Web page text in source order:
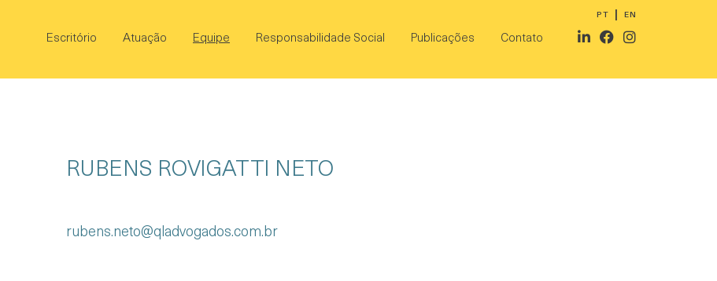
Escritório Atuação Equipe Responsabilidade Social Publicações Contato
PT EN
RUBENS ROVIGATTI NETO
rubens.neto@qladvogados.com.br